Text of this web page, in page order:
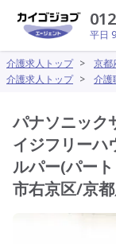
平日
介護求人トップ > 京都
介護求人トップ > 介護
パナソニック
イジフリーハ
ルパー(パー
市右京区/京